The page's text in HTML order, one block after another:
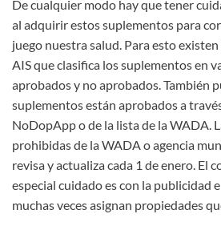
De cualquier modo hay que tener
al adquirir estos suplementos para
juego nuestra salud. Para esto
AIS que clasifica los suplementos en
aprobados y no aprobados. También
suplementos están aprobados a
NoDopApp o de la lista de la WADA.
prohibidas de la WADA o agencia
revisa y actualiza cada 1 de enero. El
especial cuidado es con la publicidad
muchas veces asignan propiedades